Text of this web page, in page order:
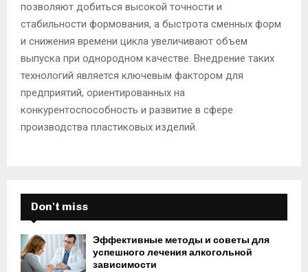
позволяют добиться высокой точности и
стабильности формования, а быстрота сменных форм
и снижения времени цикла увеличивают объем
выпуска при однородном качестве. Внедрение таких
технологий является ключевым фактором для
предприятий, ориентированных на
конкурентоспособность и развитие в сфере
производства пластиковых изделий.
Don't miss
Эффективные методы и советы для
успешного лечения алкогольной
зависимости